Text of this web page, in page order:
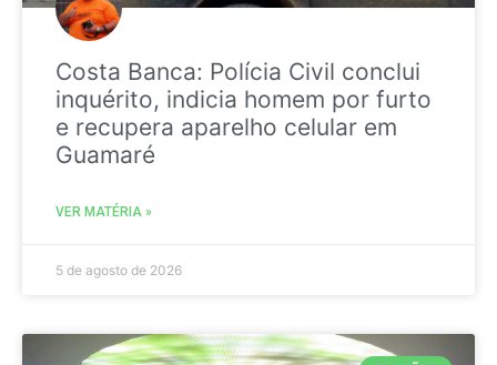
Costa Banca: Polícia Civil conclui
inquérito, indicia homem por furto
e recupera aparelho celular em
Guamaré
VER MATÉRIA »
5 de agosto de 2026